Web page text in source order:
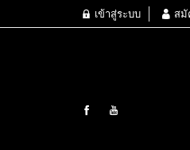
เข้าสู่ระบบ สมั